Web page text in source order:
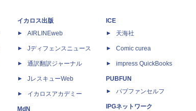
イカロス出版
AIRLINEweb
Jディフェンスニュース
通訳翻訳ジャーナル
JレスキューWeb
イカロスアカデミー
MdN
ICE
天海社
Comic curea
impress QuickBooks
PUBFUN
パブファンセルフ
IPGネットワーク